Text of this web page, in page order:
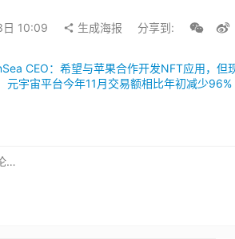
日 10:09 生成海报 分享到:
CEO：希望与苹果合作开发NFT应用，但
元宇宙平台今年11月交易额相比年初减少96%